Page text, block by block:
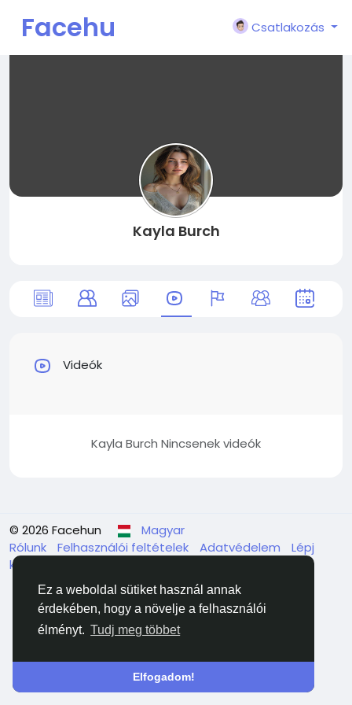
Ez a weboldal sütiket használ annak
érdekében, hogy a növelje a felhasználói
élményt. Tudj meg többet
Elfogadom!
Facehu
Csatlakozás
Kayla Burch
Videók
Kayla Burch Nincsenek videók
© 2026 Facehun
Magyar
Rólunk
Felhasználói feltételek Adatvédelem
Lépj
kapcsolatba velünk